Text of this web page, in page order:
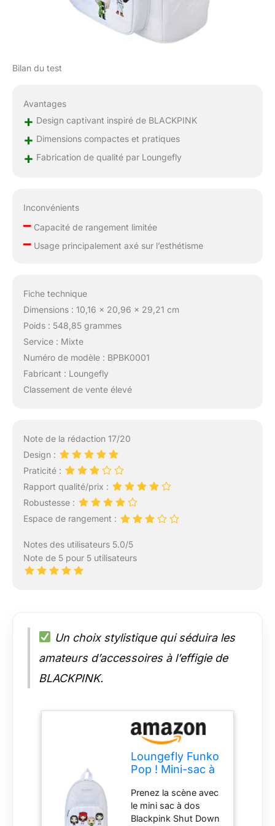
Bilan du test
Avantages
+ Design captivant inspiré de BLACKPINK
+ Dimensions compactes et pratiques
+ Fabrication de qualité par Loungefly
Inconvénients
–Capacité de rangement limitée
–Usage principalement axé sur l’esthétisme
Fiche technique
Dimensions : 10,16 x 20,96 x 29,21 cm
Poids : 548,85 grammes
Service : Mixte
Numéro de modèle : BPBK0001
Fabricant : Loungefly
Classement de vente élevé
Note de la rédaction 17/20
Design :
Praticité :
Rapport qualité/prix :
Robustesse :
Espace de rangement :
Notes des utilisateurs 5.0/5
Note de 5 pour 5 utilisateurs
Un choix stylistique qui séduira les
amateurs d’accessoires à l’effigie de
BLACKPINK.
Loungefly Funko
Pop ! Mini-sac à
- Shut Down
Prenez la scène avec
le mini sac à dos
Blackpink Shut Down